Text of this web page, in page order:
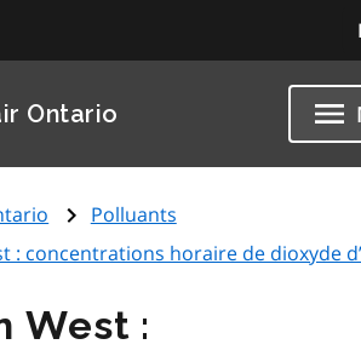
Ontario
Polluants
: concentrations horaire de dioxyde
West :